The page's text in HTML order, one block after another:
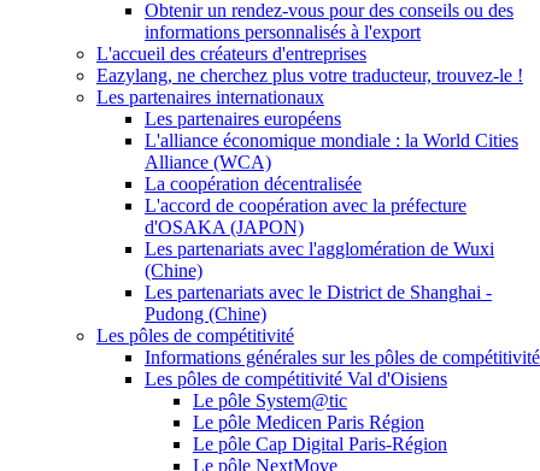
Obtenir un rendez-vous pour des conseils ou des
informations personnalisés à l'export
L'accueil des créateurs d'entreprises
Eazylang, ne cherchez plus votre traducteur, trouvez-le !
Les partenaires internationaux
Les partenaires européens
L'alliance économique mondiale : la World Cities
Alliance (WCA)
La coopération décentralisée
L'accord de coopération avec la préfecture
d'OSAKA (JAPON)
Les partenariats avec l'agglomération de Wuxi
(Chine)
Les partenariats avec le District de Shanghai -
Pudong (Chine)
Les pôles de compétitivité
Informations générales sur les pôles de compétitivité
Les pôles de compétitivité Val d'Oisiens
Le pôle System@tic
Le pôle Medicen Paris Région
Le pôle Cap Digital Paris-Région
Le pôle NextMove